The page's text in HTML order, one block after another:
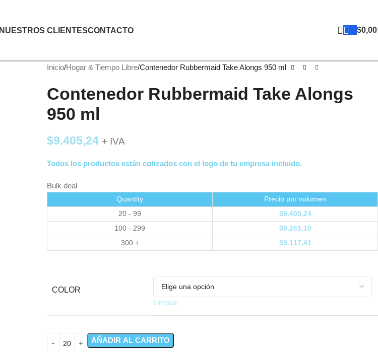
NUESTROS CLIENTESCONTACTO $0,00
Inicio Hogar & Tiempo Libre Contenedor Rubbermaid Take Alongs 950 ml
Contenedor Rubbermaid Take Alongs
950 ml
$9.405,24 + IVA
Todos los productos están cotizados con el logo de tu empresa incluido.
Bulk deal
Quantity
Precio por volumen
20 - 99
$9.405,24
100 - 299
$9.261,10
300 +
$9.117,41
COLOR
Limpiar
AÑADIR AL CARRITO